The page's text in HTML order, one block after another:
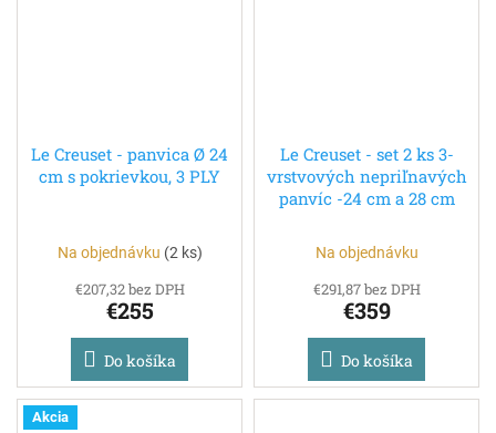
Le Creuset - panvica Ø 24
cm s pokrievkou, 3 PLY
Na objednávku (2 ks)
€207,32 bez DPH
€255
Do košíka
Le Creuset - set 2 ks 3-
vrstvových nepriľnavých
panvíc -24 cm a 28 cm
Na objednávku
€291,87 bez DPH
€359
Do košíka
Akcia